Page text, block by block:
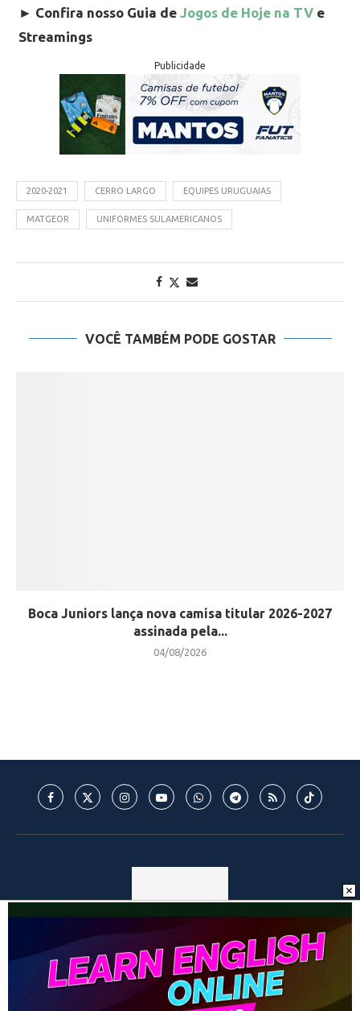
► Confira nosso Guia de Jogos de Hoje na TV e
Streamings
Publicidade
2020-2021 CERRO LARGO EQUIPES URUGUAIAS
MATGEOR UNIFORMES SULAMERICANOS
VOCÊ TAMBÉM PODE GOSTAR
Boca Juniors lança nova camisa titular 2026-2027
assinada pela...
04/08/2026
© 2025 - Mantos do Futebol - MDF - Todos os direitos reservados. -